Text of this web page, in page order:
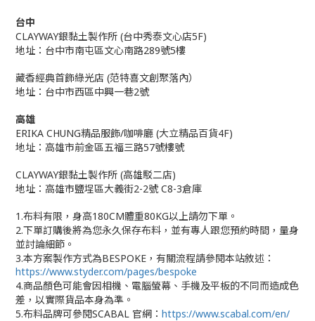
台中
CLAYWAY銀黏土製作所 (台中秀泰文心店5F)
地址：台中市南屯區文心南路289號5樓
藏香經典首飾綠光店 (范特喜文創聚落內）
地址：台中市西區中興一巷2號
高雄
ERIKA CHUNG精品服飾/咖啡廳 (大立精品百貨4F)
地址：高雄市前金區五福三路57號樓號
CLAYWAY銀黏土製作所 (高雄駁二店)
地址：高雄市鹽埕區大義街2-2號 C8-3倉庫
1.布料有限，身高180CM體重80KG以上請勿下單。
2.下單訂購後將為您永久保存布料，並有專人跟您預約時間，量身
並討論細節。
3.本方案製作方式為BESPOKE，有關流程請參閱本站敘述：
https://www.styder.com/pages/bespoke
4.商品顏色可能會因相機、電腦螢幕、手機及平板的不同而造成色
差，以實際貨品本身為準。
5.布料品牌可參閱SCABAL 官網： https://www.scabal.com/en/